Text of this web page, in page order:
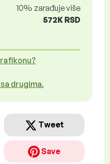
10% zarađuje više
572K RSD
drugima.
Tweet
Save